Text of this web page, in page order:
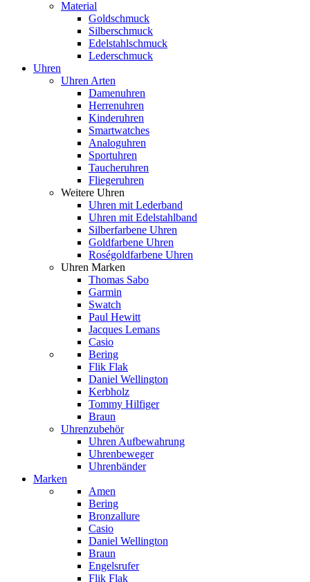
Material
Goldschmuck
Silberschmuck
Edelstahlschmuck
Lederschmuck
Uhren
Uhren Arten
Damenuhren
Herrenuhren
Kinderuhren
Smartwatches
Analoguhren
Sportuhren
Taucheruhren
Fliegeruhren
Weitere Uhren
Uhren mit Lederband
Uhren mit Edelstahlband
Silberfarbene Uhren
Goldfarbene Uhren
Roségoldfarbene Uhren
Uhren Marken
Thomas Sabo
Garmin
Swatch
Paul Hewitt
Jacques Lemans
Casio
Bering
Flik Flak
Daniel Wellington
Kerbholz
Tommy Hilfiger
Braun
Uhrenzubehör
Uhren Aufbewahrung
Uhrenbeweger
Uhrenbänder
Marken
Amen
Bering
Bronzallure
Casio
Daniel Wellington
Braun
Engelsrufer
Flik Flak